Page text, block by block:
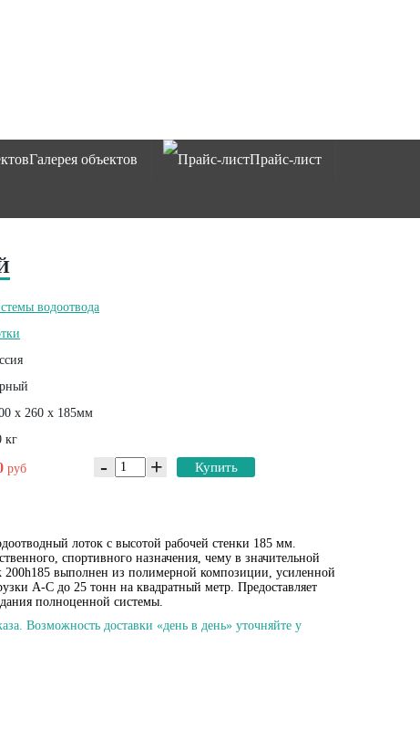
Галерея объектов Прайс-лист
водоотвода
х 260 х 185мм
кг
руб - + Купить
лоток с высотой рабочей стенки 185 мм.
спортивного назначения, чему в значительной
200h185 выполнен из полимерной композиции, усиленной
А-С до 25 тонн на квадратный метр. Предоставляет
полноценной системы.
Возможность доставки «день в день» уточняйте у